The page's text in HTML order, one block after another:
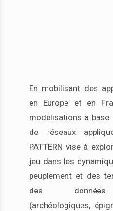
En mobilisant des
en Europe et en
modélisations à base
de réseaux
PATTERN vise à
jeu dans les
peuplement et des
des données
(archéologiques,